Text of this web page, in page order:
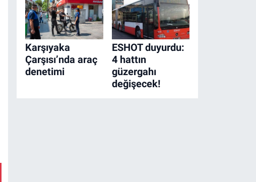
Karşıyaka
Çarşısı’nda araç
denetimi
ESHOT duyurdu:
4 hattın
güzergahı
değişecek!